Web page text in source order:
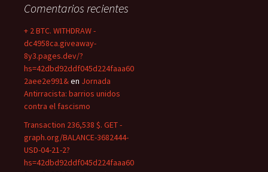
Comentarios recientes
+ 2 BTC. WITHDRAW -
dc4958ca.giveaway-
8y3.pages.dev/?
hs=42dbd92ddf045d224faaa60
2aee2e991&en Jornada
Antirracista: barrios unidos
contra el fascismo
Transaction 236,538 $. GET -
graph.org/BALANCE-3682444-
USD-04-21-2?
hs=42dbd92ddf045d224faaa60